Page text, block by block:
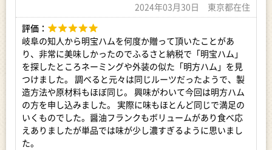
ボロニアソーセージ：豚もも肉（国産）、食塩、でんぷん、砂
糖、香辛料、くん液、調味料（アミノ酸）、リン酸塩（Na、
K）、酸化防止剤（V、C）、発色剤（亜硝酸Na）
醤油フランク：豚肉、食塩、砂糖、香辛料、酵母エキス、醤油
パウダー、リン酸塩（Na、K）、酸化防止剤（V、C）、調味料
（アミノ酸等）、発色剤（亜硝酸Na）、カラメル色素（原材料
の一部に小麦、大豆含む）
めぐみの農業協同組合 とれったひろば関店
TEL 0575-27-1255
2024年03月30日 東京都在住
評価：
岐阜の知人から明宝ハムを何度か贈って頂いたことがあ
り、非常に美味しかったのでふるさと納税で「明宝ハム」
を探したところネーミングや外装の似た「明方ハム」を見
つけました。 調べると元々は同じルーツだったようで、製
造方法や原材料もほぼ同じ。 興味がわいて今回は明方ハム
の方を申し込みました。 実際に味もほとんど同じで満足の
いくものでした。醤油フランクもボリュームがあり食べ応
えありましたが単品では味が少し濃すぎるように思いまし
た。